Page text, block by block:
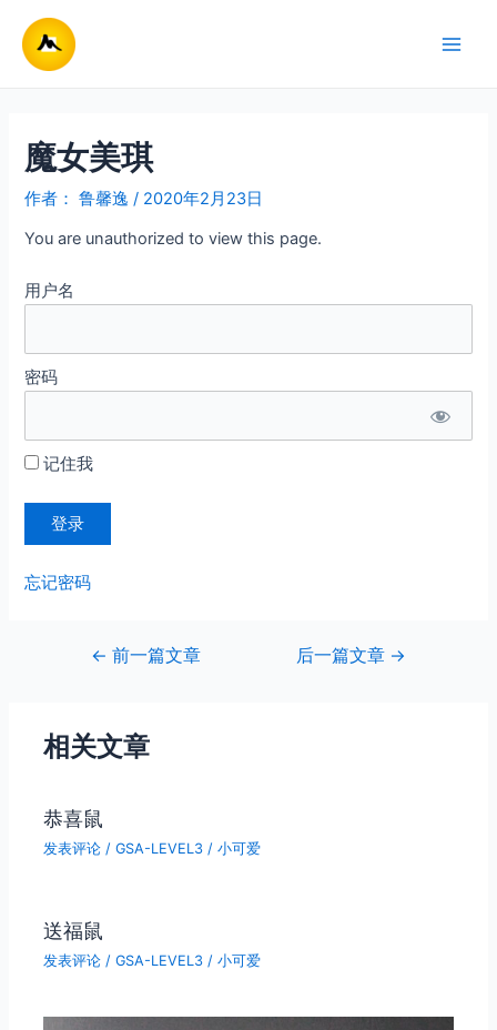
魔女美琪
作者： 鲁馨逸/ 2020年2月23日
You are unauthorized to view this page.
用户名
密码
记住我
忘记密码
航
← 前一篇文章 后一篇文章 →
相关文章
恭喜鼠
发表评论 /GSA-LEVEL3 /小可爱
送福鼠
发表评论 /GSA-LEVEL3 /小可爱